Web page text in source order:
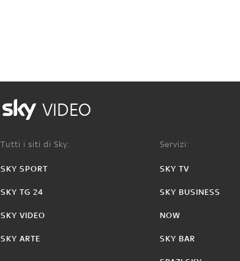
VIDEO
Tutti i siti di Sky:
SKY SPORT
SKY TG 24
SKY VIDEO
SKY ARTE
Servizi:
SKY TV
SKY BUSINESS
NOW
SKY BAR